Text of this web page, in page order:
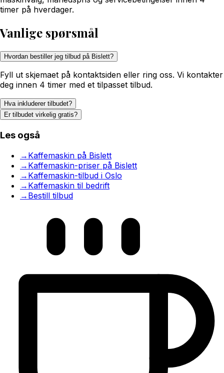
timer på hverdager.
Vanlige spørsmål
Hvordan bestiller jeg tilbud på Bislett?
Fyll ut skjemaet på kontaktsiden eller ring oss. Vi kontakter
deg innen 4 timer med et tilpasset tilbud.
Hva inkluderer tilbudet?
Er tilbudet virkelig gratis?
Les også
→ Kaffemaskin på Bislett
→ Kaffemaskin-priser på Bislett
→ Kaffemaskin-tilbud i Oslo
→ Kaffemaskin til bedrift
→ Bestill tilbud